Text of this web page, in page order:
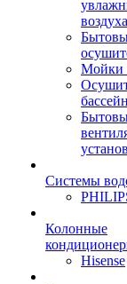
воздуха
Мойки
Системы
Колонные
Hisense